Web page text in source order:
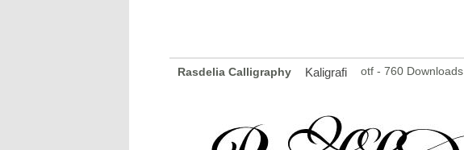
Rasdelia Calligraphy Kaligrafi otf - 760 Downloads